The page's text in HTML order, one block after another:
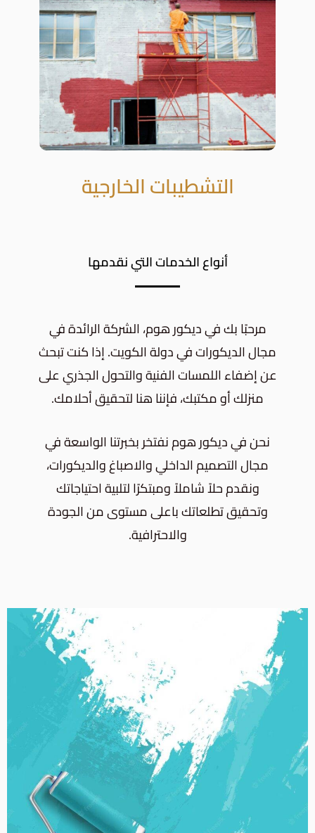
التشطيبات الخارجية
أنواع الخدمات التي نقدمها
مرحبًا بك في ديكور هوم، الشركة الرائدة في
مجال الديكورات في دولة الكويت. إذا كنت تبحث
عن إضفاء اللمسات الفنية والتحول الجذري على
منزلك أو مكتبك، فإننا هنا لتحقيق أحلامك.
نحن في ديكور هوم نفتخر بخبرتنا الواسعة في
مجال التصميم الداخلي والاصباغ والديكورات،
ونقدم حلاً شاملاً ومبتكرًا لتلبية احتياجاتك
وتحقيق تطلعاتك باعلى مستوى من الجودة
والاحترافية.